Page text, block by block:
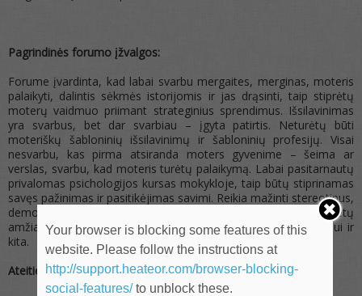
Pagrindinės forumo įžvalgos:
Forume įvardinta, kad labai svarbu mergaites, merginas, moteris
palaikyti, dalintis sėkmės istorijomis ir jas drąsinti, taip stiprėtų
moterų vaidmuo priimant strateginius sprendimus. Išsilavinimas
yra svarbus, bet dar svarbiau – įgyta patirtis. Neturėtų būti
moteriškų šabloninių išsilavinimų ir šabloninių profesijų. Visai
nesvarbu, kas pirma atsiranda moters gyvenime – šeima ar
verslas, svarbu, kad moteris turėtų palaikymą. Labai pasitarnautų
privalomas psichologijos kursas mokykloje, taip būtų stiprinamas
savęs pažinimas ir pasitikėjimas savimi. Reikia mažinti stereotipus,
demonstruojant nestereotipinius elgesio modelius 15-24 metų
amžiaus grupei, nagrinėti COVID-19 poveikį moterų verslumui ir
kita.
Ateities planai:
Your browser is blocking some features of this
website. Please follow the instructions at
http://support.heateor.com/browser-blocking-
social-features/to unblock these.